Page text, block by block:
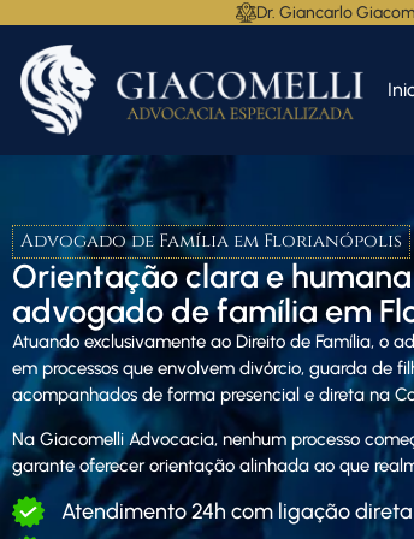
Dr. Giancarlo
Advogado de Família em Florianópolis
Orientação clara e
advogado de família em
Atuando exclusivamente ao Direito de Família, o
em processos que envolvem divórcio, guarda de
acompanhados de forma presencial e direta na
Na Giacomelli Advocacia, nenhum processo
garante oferecer orientação alinhada ao que
Atendimento 24h com ligação